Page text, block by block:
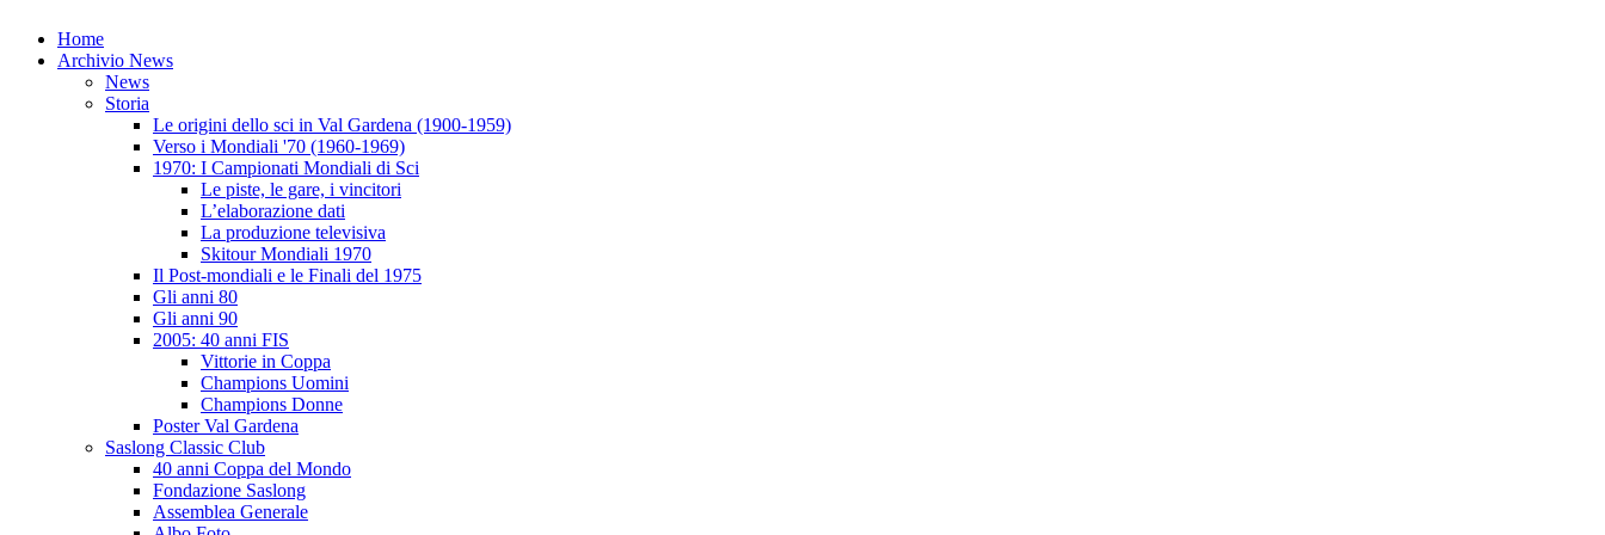
Home
Archivio News
News
Storia
Le origini dello sci in Val Gardena (1900-1959)
Verso i Mondiali '70 (1960-1969)
1970: I Campionati Mondiali di Sci
Le piste, le gare, i vincitori
L’elaborazione dati
La produzione televisiva
Skitour Mondiali 1970
Il Post-mondiali e le Finali del 1975
Gli anni 80
Gli anni 90
2005: 40 anni FIS
Vittorie in Coppa
Champions Uomini
Champions Donne
Poster Val Gardena
Saslong Classic Club
40 anni Coppa del Mondo
Fondazione Saslong
Assemblea Generale